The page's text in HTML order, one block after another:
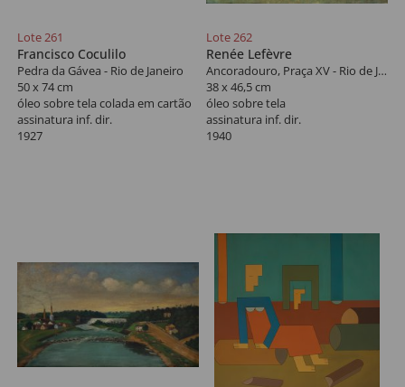
Lote 261
Francisco Coculilo
Pedra da Gávea - Rio de Janeiro
50 x 74 cm
óleo sobre tela colada em cartão
assinatura inf. dir.
1927
Lote 262
Renée Lefèvre
Ancoradouro, Praça XV - Rio de Janeiro
38 x 46,5 cm
óleo sobre tela
assinatura inf. dir.
1940